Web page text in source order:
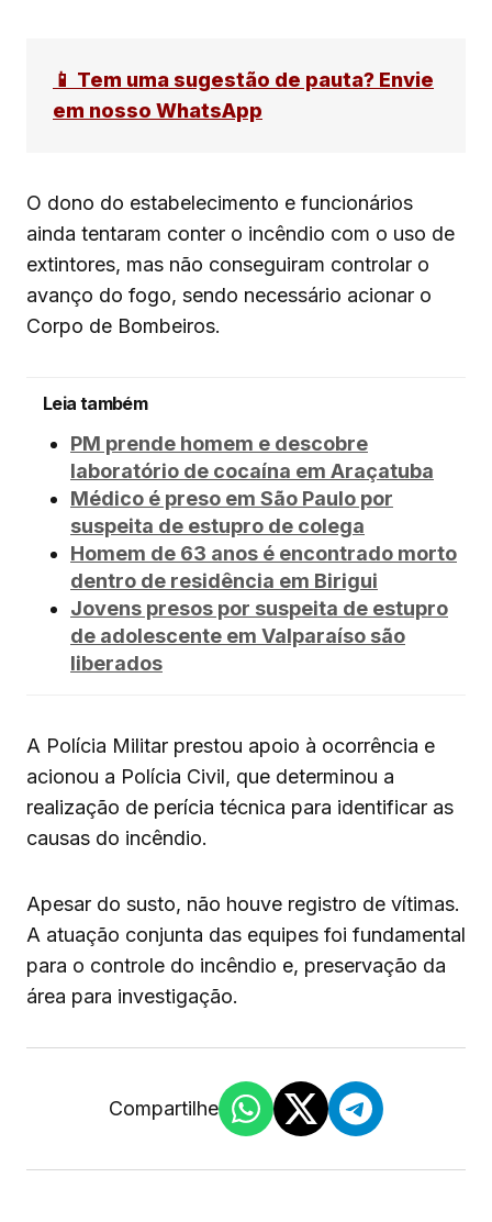
📱 Tem uma sugestão de pauta? Envie
em nosso WhatsApp
O dono do estabelecimento e funcionários
ainda tentaram conter o incêndio com o uso de
extintores, mas não conseguiram controlar o
avanço do fogo, sendo necessário acionar o
Corpo de Bombeiros.
Leia também
PM prende homem e descobre
laboratório de cocaína em Araçatuba
Médico é preso em São Paulo por
suspeita de estupro de colega
Homem de 63 anos é encontrado morto
dentro de residência em Birigui
Jovens presos por suspeita de estupro
de adolescente em Valparaíso são
liberados
A Polícia Militar prestou apoio à ocorrência e
acionou a Polícia Civil, que determinou a
realização de perícia técnica para identificar as
causas do incêndio.
Apesar do susto, não houve registro de vítimas.
A atuação conjunta das equipes foi fundamental
para o controle do incêndio e, preservação da
área para investigação.
Compartilhe